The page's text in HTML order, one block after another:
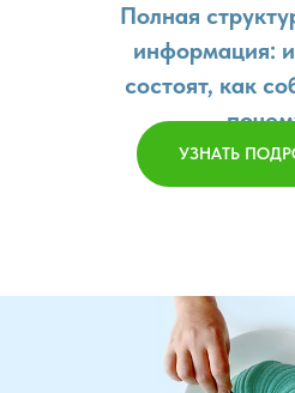
Полная
информация:
состоят, как
УЗНАТЬ